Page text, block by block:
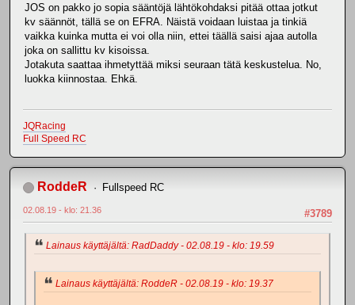
JOS on pakko jo sopia sääntöjä lähtökohdaksi pitää ottaa jotkut
kv säännöt, tällä se on EFRA. Näistä voidaan luistaa ja tinkiä
vaikka kuinka mutta ei voi olla niin, ettei täällä saisi ajaa autolla
joka on sallittu kv kisoissa.
Jotakuta saattaa ihmetyttää miksi seuraan tätä keskustelua. No,
luokka kiinnostaa. Ehkä.
JQRacing
Full Speed RC
RoddeR Fullspeed RC
#3789
02.08.19 - klo: 21.36
Lainaus käyttäjältä: RadDaddy - 02.08.19 - klo: 19.59
Lainaus käyttäjältä: RoddeR - 02.08.19 - klo: 19.37